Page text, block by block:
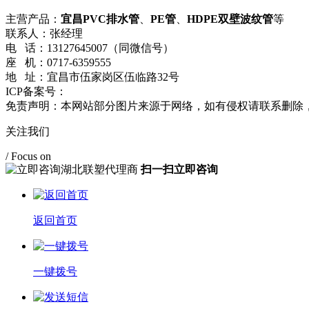
主营产品： 宜昌PVC排水管 PE管 HDPE双壁波纹管等
联系人：张经理
电 话：13127645007（同微信号）
座 机：0717-6359555
地 址：宜昌市伍家岗区伍临路32号
ICP备案号：
免责声明：本网站部分图片来源于网络，如有侵权请联系删除
关注我们
/ Focus on
扫一扫立即咨询
返回首页
一键拨号